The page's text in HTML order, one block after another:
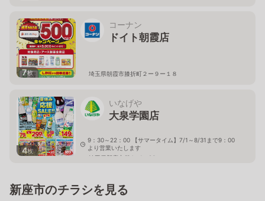
7枚
コーナン
ドイト朝霞店
埼玉県朝霞市膝折町２ー９ー１８
4枚
いなげや
大泉学園店
9：30～22：00 【サマータイム】7/1～8/31まで9：00
より営業いたします
埼玉県新座市栄4－1－26
新座市のチラシを見る